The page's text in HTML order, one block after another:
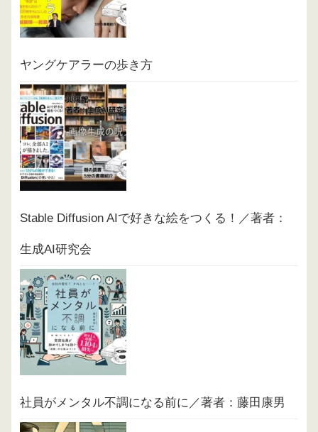
ヤングケアラーの歩き方
Stable Diffusion AIで好きな絵をつくる！／著者：
生成AI研究会
社員がメンタル不調になる前に／著者：藤田康男